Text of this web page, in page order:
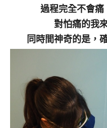
過程完全不會
對怕痛的我
同時間神奇的是，